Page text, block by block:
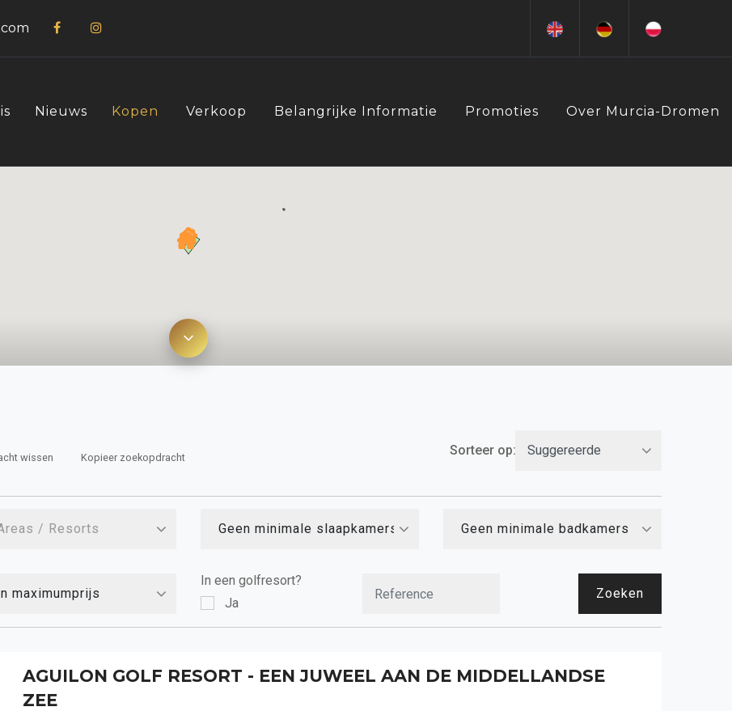
Nieuws Kopen Verkoop Belangrijke Informatie Promoties Over Murcia-Dromen
wissen Kopieer zoekopdracht Sorteer op:
/ Resorts Geen minimale slaapkamers Geen minimale badkamers
maximumprijs
In een golfresort?
Ja
Zoeken
AGUILON GOLF RESORT - EEN JUWEEL AAN DE MIDDELLANDSE
ZEE